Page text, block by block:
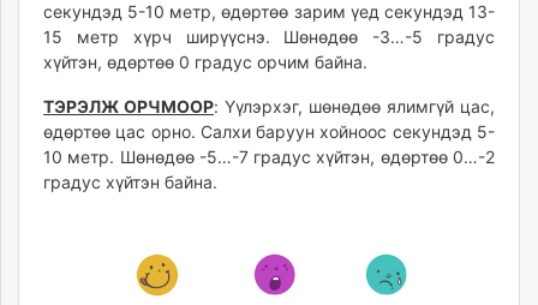
секундэд 5-10 метр, өдөртөө зарим үед секундэд 13-
15 метр хүрч ширүүснэ. Шөнөдөө -3…-5 градус
хүйтэн, өдөртөө 0 градус орчим байна.
ТЭРЭЛЖ ОРЧМООР: Үүлэрхэг, шөнөдөө ялимгүй цас,
өдөртөө цас орно. Салхи баруун хойноос секундэд 5-
10 метр. Шөнөдөө -5…-7 градус хүйтэн, өдөртөө 0…-2
градус хүйтэн байна.